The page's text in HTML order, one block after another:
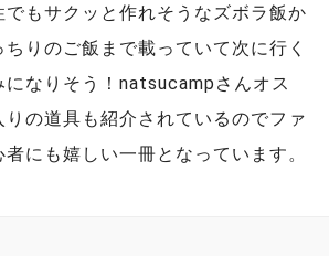
もサクッと作れそうなズボラ飯か
りのご飯まで載っていて次に行く
になりそう！natsucampさんオス
の道具も紹介されているのでファ
にも嬉しい一冊となっています。